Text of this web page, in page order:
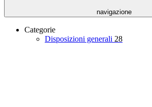
navigazione
Categorie
Disposizioni generali 28